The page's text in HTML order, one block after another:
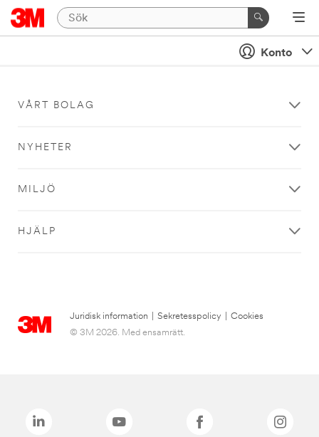
Konto
VÅRT BOLAG
NYHETER
MILJÖ
HJÄLP
Juridisk information Sekretesspolicy
Cookies
© 3M 2026. Med ensamrätt.